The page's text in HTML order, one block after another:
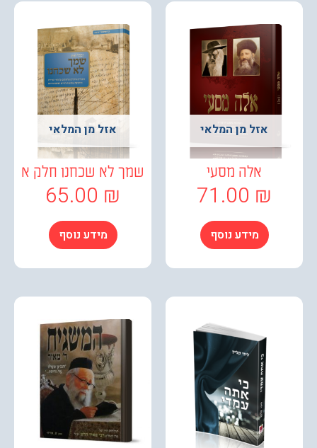
אזל מן המלאי
אלה מסעי
71.00
מידע נוסף
אזל מן המלאי
שמך לא שכחנו חלק א
65.00
מידע נוסף